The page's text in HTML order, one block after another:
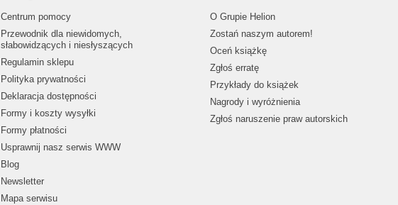
Centrum pomocy
Przewodnik dla niewidomych,
słabowidzących i niesłyszących
Regulamin sklepu
Polityka prywatności
Deklaracja dostępności
Formy i koszty wysyłki
Formy płatności
Usprawnij nasz serwis WWW
Blog
Newsletter
Mapa serwisu
O Grupie Helion
Zostań naszym autorem!
Oceń książkę
Zgłoś erratę
Przykłady do książek
Nagrody i wyróżnienia
Zgłoś naruszenie praw autorskich